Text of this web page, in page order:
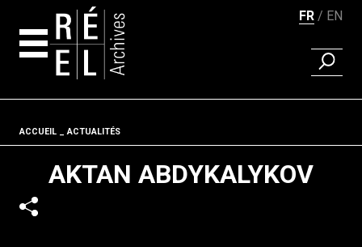
FR EN
Fil d'ariane
ACCUEIL ACTUALITÉS
AKTAN ABDYKALYKOV